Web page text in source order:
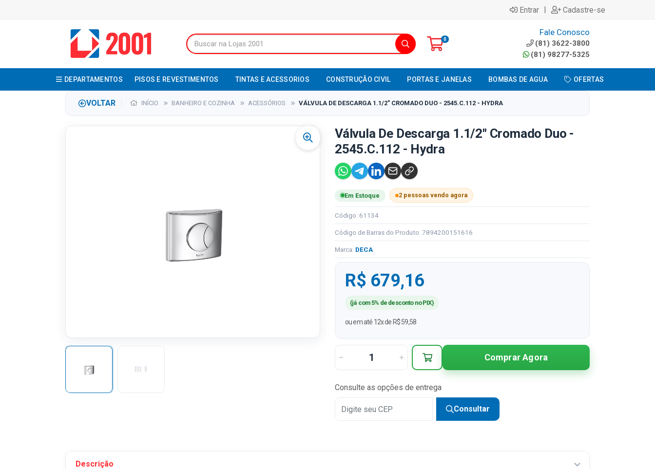
Entrar | Cadastre-se
0
Fale Conosco
(81) 3622-3800
(81) 98277-5325
DEPARTAMENTOS PISOS E REVESTIMENTOS TINTAS E ACESSORIOS CONSTRUÇÃO CIVIL PORTAS E JANELAS BOMBAS DE AGUA OFERTAS
VOLTAR INÍCIO BANHEIRO E COZINHA ACESSÓRIOS VÁLVULA DE DESCARGA 1.1/2" CROMADO DUO - 2545.C.112 - HYDRA
Válvula De Descarga 1.1/2" Cromado Duo -
2545.C.112 - Hydra
Em Estoque 2 pessoas vendo agora
Código: 61134
Código de Barras do Produto: 7894200151616
Marca: DECA
R$ 679,16
(já com 5% de desconto no PIX)
ou em até 12x de R$ 59,58
Comprar Agora
Consulte as opções de entrega
Consultar
Descrição